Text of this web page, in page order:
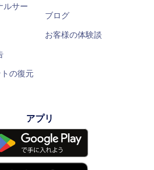
ルサー
の復元
ブログ
お客様の体験談
アプリ